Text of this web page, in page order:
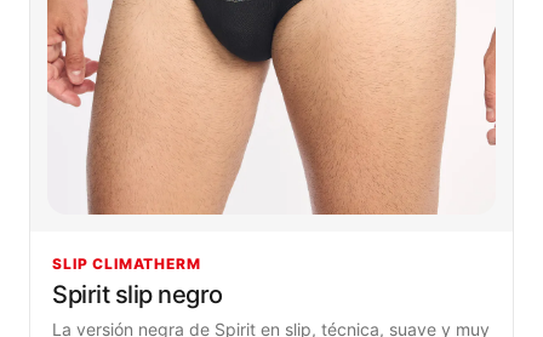
SLIP CLIMATHERM
Spirit slip negro
La versión negra de Spirit en slip, técnica, suave y muy